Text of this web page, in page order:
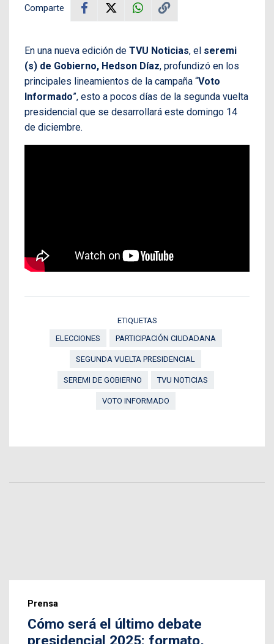
Comparte
En una nueva edición de TVU Noticias, el seremi
(s) de Gobierno, Hedson Díaz, profundizó en los
principales lineamientos de la campaña “Voto
Informado”, esto a pocos días de la segunda vuelta
presidencial que se desarrollará este domingo 14
de diciembre.
ETIQUETAS
ELECCIONES
PARTICIPACIÓN CIUDADANA
SEGUNDA VUELTA PRESIDENCIAL
SEREMI DE GOBIERNO TVU NOTICIAS
VOTO INFORMADO
Prensa
Cómo será el último debate
presidencial 2025: formato,